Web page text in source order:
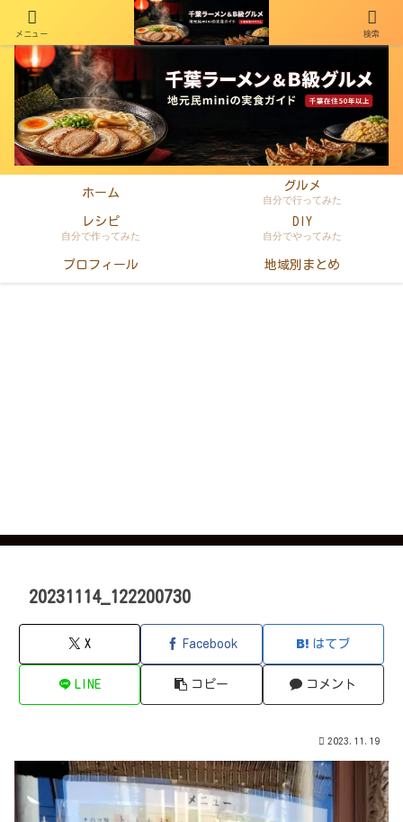
千葉在住50年以上のminiがラーメン・町中華・B級グルメを本音レビュー
ホーム
グルメ
自分で行ってみた
レシピ
自分で作ってみた
DIY
自分でやってみた
プロフィール 地域別まとめ
20231114_122200730
X Facebook はてブ
LINE コピー コメント
2023.11.19
メニュー 検索